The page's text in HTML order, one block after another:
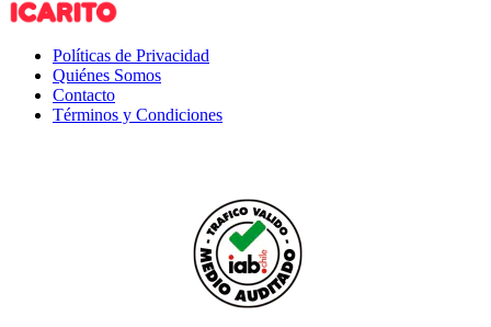
Políticas de Privacidad
Quiénes Somos
Contacto
Términos y Condiciones